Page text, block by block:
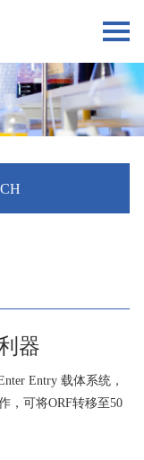
器
Entry 载体系统，
，可将ORF转移至50